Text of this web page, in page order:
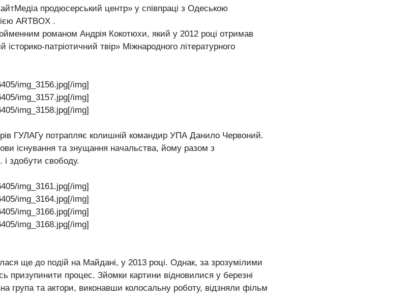
продюсерський центр» у співпраці з Одеською
ARTBOX .
романом Андрія Кокотюхи, який у 2012 році отримав
патріотичний твір» Міжнародного літературного
img_3156.jpg[/img]
img_3157.jpg[/img]
img_3158.jpg[/img]
ГУЛАГу потрапляє колишній командир УПА Данило Червоний.
існування та знущання начальства, йому разом з
здобути свободу.
img_3161.jpg[/img]
img_3164.jpg[/img]
img_3166.jpg[/img]
img_3168.jpg[/img]
ще до подій на Майдані, у 2013 році. Однак, за зрозумілими
призупинити процес. Зйомки картини відновилися у березні
група та актори, виконавши колосальну роботу, відзняли фільм